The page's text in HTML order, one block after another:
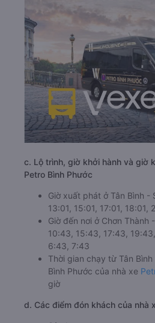
c. Lộ trình, giờ khởi hành và giờ
Petro Bình Phước
Giờ xuất phát ở Tân Bình -
13:01, 15:01, 17:01, 18:01,
Giờ đến nơi ở Chơn Thành
10:43, 15:43, 17:43,
6:43, 7:43
Thời gian chạy từ Tân
Bình Phước của nhà xe
giờ
d. Các điểm đón khách của nhà